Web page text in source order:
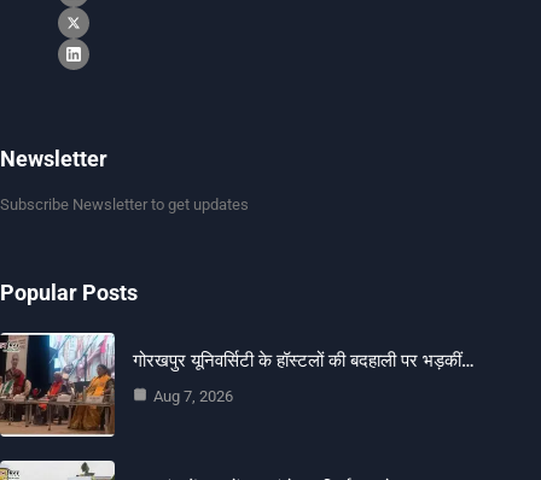
Newsletter
Subscribe Newsletter to get updates
Popular Posts
गोरखपुर यूनिवर्सिटी के हॉस्टलों की बदहाली पर भड़कीं…
Aug 7, 2026